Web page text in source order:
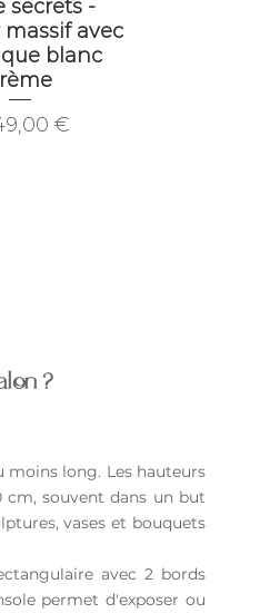
secrets -
avec
blanc
€
?
moins long. Les hauteurs
souvent dans un but
vases et bouquets
avec 2 bords
permet d'exposer ou